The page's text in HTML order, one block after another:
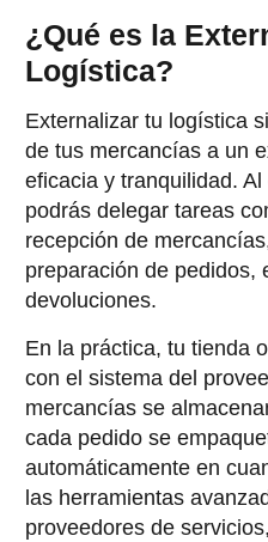
¿Qué es la
Logística?
Externalizar tu logística
de tus mercancías a un
eficacia y tranquilidad.
podrás delegar tareas
recepción de
preparación de pedidos,
devoluciones.
En la práctica, tu tienda
con el sistema del
mercancías se
cada pedido se
automáticamente en
las herramientas
proveedores de